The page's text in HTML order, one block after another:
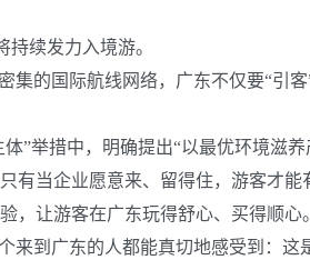
续发力入境游。
国际航线网络，广东不仅要“引客
举措中，明确提出“以最优环境滋
有当企业愿意来、留得住，游客才
让游客在广东玩得舒心、买得顺
到广东的人都能真切地感受到：这